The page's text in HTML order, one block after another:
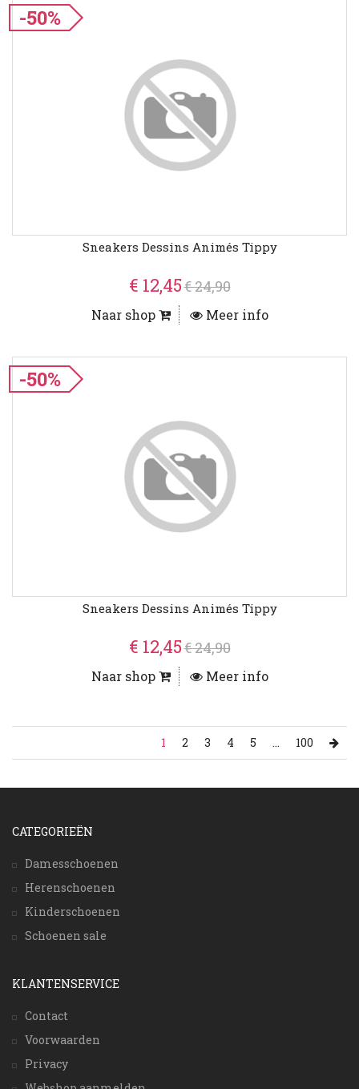
-50%
Sneakers Dessins Animés Tippy
€ 12,45€ 24,90
Naar shop Meer info
-50%
Sneakers Dessins Animés Tippy
€ 12,45€ 24,90
Naar shop Meer info
1 2 3 4 5 ... 100
CATEGORIEËN
Damesschoenen
Herenschoenen
Kinderschoenen
Schoenen sale
KLANTENSERVICE
Contact
Voorwaarden
Privacy